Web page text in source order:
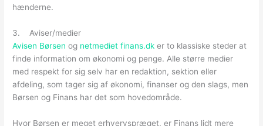
hænderne.
3. Aviser/medier
Avisen Børsen og netmediet finans.dk er to klassiske steder at
finde information om økonomi og penge. Alle større medier
med respekt for sig selv har en redaktion, sektion eller
afdeling, som tager sig af økonomi, finanser og den slags, men
Børsen og Finans har det som hovedområde.
Hvor Børsen er meget erhvervspræget, er Finans lidt mere